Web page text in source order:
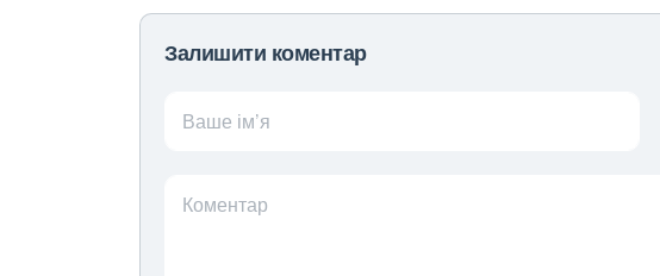
Залишити коментар
Ваше ім’я
Коментар